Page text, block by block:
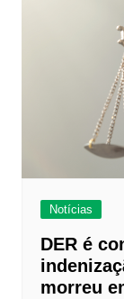
Notícias
DER é
morreu